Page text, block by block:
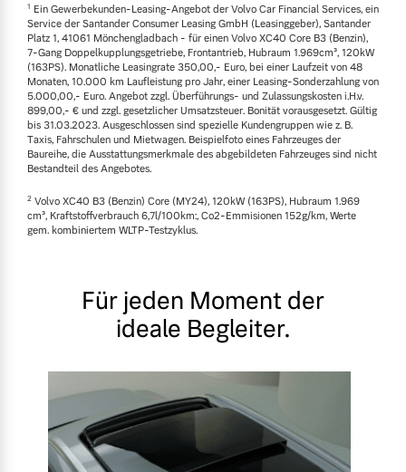
1 Ein Gewerbekunden-Leasing-Angebot der Volvo Car Financial Services, ein
Service der Santander Consumer Leasing GmbH (Leasinggeber), Santander
Platz 1, 41061 Mönchengladbach - für einen Volvo XC40 Core B3 (Benzin),
7-Gang Doppelkupplungsgetriebe, Frontantrieb, Hubraum 1.969cm³, 120kW
(163PS). Monatliche Leasingrate 350,00,- Euro, bei einer Laufzeit von 48
Monaten, 10.000 km Laufleistung pro Jahr, einer Leasing-Sonderzahlung von
5.000,00,- Euro. Angebot zzgl. Überführungs- und Zulassungskosten i.H.v.
899,00,- € und zzgl. gesetzlicher Umsatzsteuer. Bonität vorausgesetzt. Gültig
bis 31.03.2023. Ausgeschlossen sind spezielle Kundengruppen wie z. B.
Taxis, Fahrschulen und Mietwagen. Beispielfoto eines Fahrzeuges der
Baureihe, die Ausstattungsmerkmale des abgebildeten Fahrzeuges sind nicht
Bestandteil des Angebotes.
2 Volvo XC40 B3 (Benzin) Core (MY24), 120kW (163PS), Hubraum 1.969
cm³, Kraftstoffverbrauch 6,7l/100km:, Co2-Emmisionen 152g/km, Werte
gem. kombiniertem WLTP-Testzyklus.
Für jeden Moment der
ideale Begleiter.